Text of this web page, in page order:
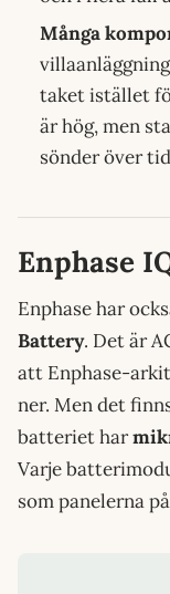
Många
taket istället
är hög, men
sönder över
Enphase
Enphase har
Battery. Det är
att Enphase-
ner. Men det
batteriet har
Varje
som panelerna